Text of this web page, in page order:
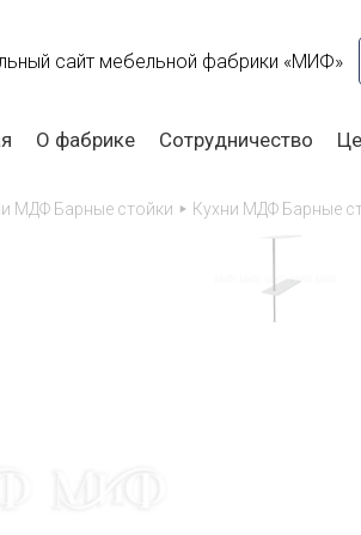
сайт мебельной фабрики «МИФ»
О фабрике Сотрудничество
МДФ Барные стойки Кухни МДФ Барные